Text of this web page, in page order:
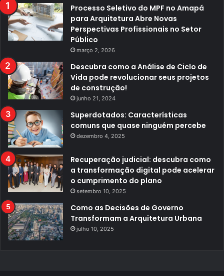
Processo Seletivo do MPF no Amapá
para Arquitetura Abre Novas
Perspectivas Profissionais no Setor
Público
março 2, 2026
Descubra como a Análise de Ciclo de
Vida pode revolucionar seus projetos
de construção!
junho 21, 2024
Superdotados: Características
comuns que quase ninguém percebe
dezembro 4, 2025
Recuperação judicial: descubra como
a transformação digital pode acelerar
o cumprimento do plano
setembro 10, 2025
Como as Decisões de Governo
Transformam a Arquitetura Urbana
julho 10, 2025